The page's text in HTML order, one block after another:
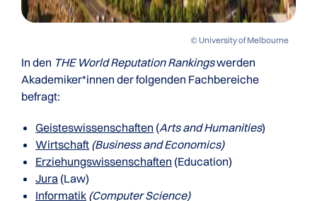
© University of Melbourne
In den THE World Reputation Rankingswerden
Akademiker*innen der folgenden Fachbereiche
befragt:
Geisteswissenschaften (Arts and Humanities)
Wirtschaft (Business and Economics)
Erziehungswissenschaften (Education)
Jura (Law)
Informatik (Computer Science)